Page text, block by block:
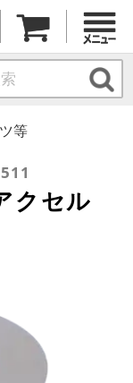
等
クセル